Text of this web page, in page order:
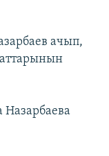
ачып,